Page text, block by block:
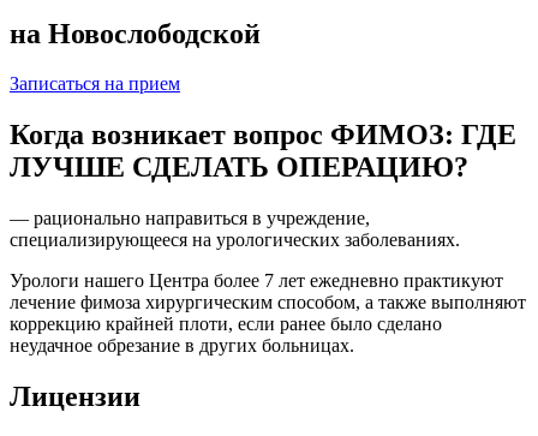
на Новослободской
Записаться на прием
Когда возникает вопрос ФИМОЗ: ГДЕ
ЛУЧШЕ СДЕЛАТЬ ОПЕРАЦИЮ?
— рационально направиться в учреждение,
специализирующееся на урологических заболеваниях.
Урологи нашего Центра более 7 лет ежедневно практикуют
лечение фимоза хирургическим способом, а также выполняют
коррекцию крайней плоти, если ранее было сделано
неудачное обрезание в других больницах.
Лицензии